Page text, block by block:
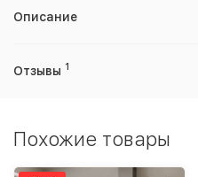
Описание
Отзывы 1
Похожие товары